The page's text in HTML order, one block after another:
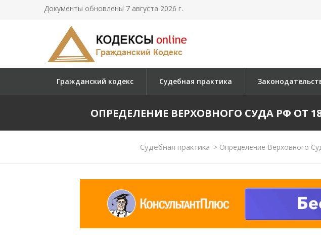
Документы обновлены 7 августа 2026 г.
Гражданский кодекс Судебная практика
ОПРЕДЕЛЕНИЕ ВЕРХОВНОГО СУДА РФ ОТ
Судебная практика >Определение Верховного